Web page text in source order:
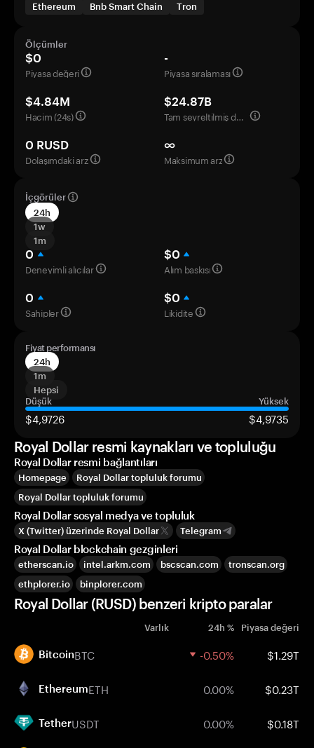
Ethereum
Bnb Smart Chain Tron
Ölçümler
$0
Piyasa değeri
-
Piyasa sıralaması
$4.84M
Hacim (24s)
$24.87B
Tam seyreltilmiş değerleme
0 RUSD
Dolaşımdaki arz
∞
Maksimum arz
İçgörüler
24h
1w
1m
0
Deneyimli alıcılar
$0
Alım baskısı
0
Sahipler
$0
Likidite
Fiyat performansı
24h
1m
Hepsi
Düşük
Yüksek
$4,9726
$4,9735
Royal Dollar resmi kaynakları ve topluluğu
Royal Dollar resmi bağlantıları
Homepage
Royal Dollar topluluk forumu
Royal Dollar topluluk forumu
Royal Dollar sosyal medya ve topluluk
X (Twitter) üzerinde Royal Dollar Telegram
Royal Dollar blockchain gezginleri
etherscan.io intel.arkm.com bscscan.com
tronscan.org
ethplorer.io
binplorer.com
Royal Dollar (RUSD) benzeri kripto paralar
Varlık 24h % Piyasa değeri
BitcoinBTC -0.50% $1.29T
EthereumETH 0.00% $0.23T
TetherUSDT 0.00% $0.18T